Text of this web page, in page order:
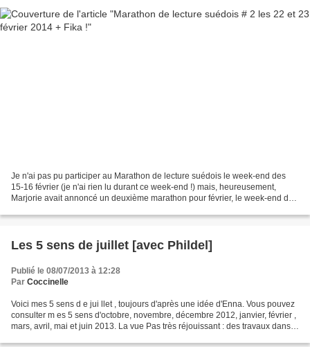
Je n'ai pas pu participer au Marathon de lecture suédois le week-end des
15-16 février (je n'ai rien lu durant ce week-end !) mais, heureusement,
Marjorie avait annoncé un deuxième marathon pour février, le week-end des
Les 5 sens de juillet [avec Phildel]
Publié le 08/07/2013 à 12:28
Par Coccinelle
Voici mes 5 sens d e jui llet , toujours d'après une idée d'Enna. Vous pouvez
consulter m es 5 sens d'octobre, novembre, décembre 2012, janvier, février ,
mars, avril, mai et juin 2013. La vue Pas très réjouissant : des travaux dans